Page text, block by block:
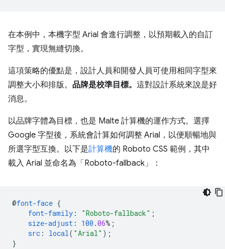
在本例中，本機字型 Arial 會進行調整，以預期載入的自訂
字型，實現無縫切換。
這項策略的優點是，設計人員和開發人員可使用相同字型來
調整大小和排版。 品牌是校準目標。 這對設計系統來說是好
消息。
以品牌字體為目標，也是 Malte 計算機的運作方式。選擇
Google 字型後，系統會計算如何調整 Arial，以便順暢地與
所選字型互換。以下是計算機的 Roboto CSS 範例，其中
載入 Arial 並命名為「Roboto-fallback」：
@font-face {
font-family : "Roboto-fallback" ;
size-adjust : 100 .06%;
src : local( "Arial" );
}